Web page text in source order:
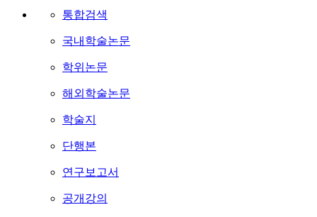
통합검색
국내학술논문
학위논문
해외학술논문
학술지
단행본
연구보고서
공개강의